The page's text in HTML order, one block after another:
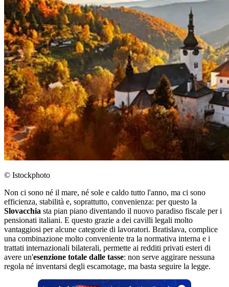
© Istockphoto
Non ci sono né il mare, né sole e caldo tutto l'anno, ma ci sono
efficienza, stabilità e, soprattutto, convenienza: per questo la
Slovacchia sta pian piano diventando il nuovo paradiso fiscale per i
pensionati italiani. E questo grazie a dei cavilli legali molto
vantaggiosi per alcune categorie di lavoratori. Bratislava, complice
una combinazione molto conveniente tra la normativa interna e i
trattati internazionali bilaterali, permette ai redditi privati esteri di
avere un'esenzione totale dalle tasse: non serve aggirare nessuna
regola né inventarsi degli escamotage, ma basta seguire la legge.